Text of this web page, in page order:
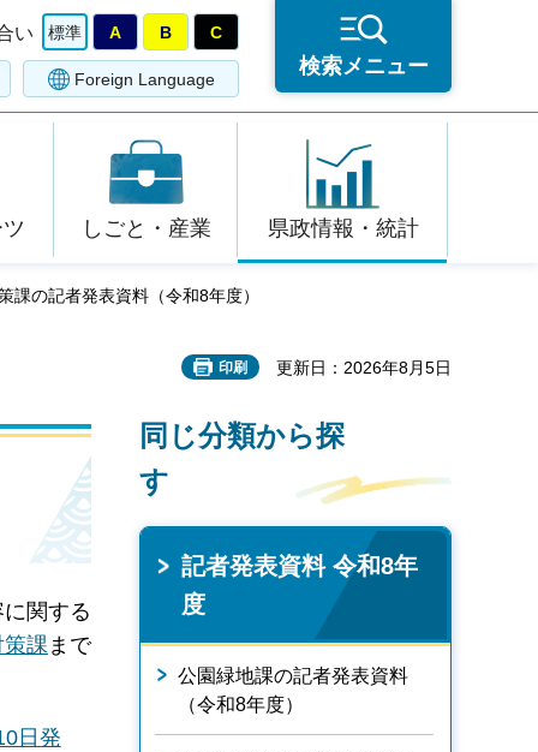
い 標準 A B C
Foreign Language
検索メニュー
しごと・産業 県政情報・統計
課の記者発表資料（令和8年度）
印刷 更新日：2026年8月5日
関する
課 まで
日発
同じ分類から探
す
記者発表資料 令和8年
度
公園緑地課の記者発表資料
（令和8年度）